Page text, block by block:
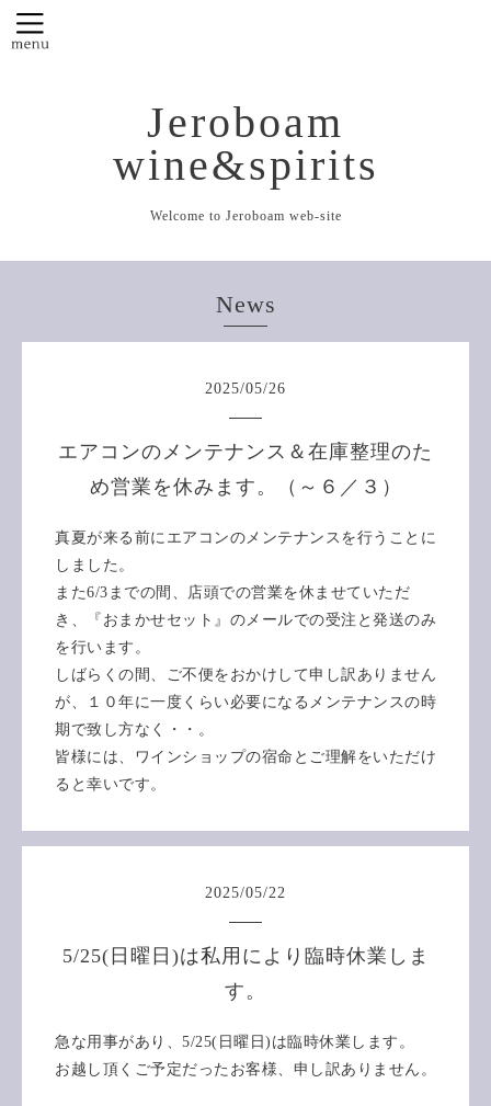
Jeroboam
wine&spirits
Welcome to Jeroboam web-site
News
2025/05/26
エアコンのメンテナンス＆在庫整理のた
め営業を休みます。（～６／３）
真夏が来る前にエアコンのメンテナンスを行うことに
しました。
また6/3までの間、店頭での営業を休ませていただ
き、『おまかせセット』のメールでの受注と発送のみ
を行います。
しばらくの間、ご不便をおかけして申し訳ありません
が、１０年に一度くらい必要になるメンテナンスの時
期で致し方なく・・。
皆様には、ワインショップの宿命とご理解をいただけ
ると幸いです。
2025/05/22
5/25(日曜日)は私用により臨時休業しま
す。
急な用事があり、5/25(日曜日)は臨時休業します。
お越し頂くご予定だったお客様、申し訳ありません。